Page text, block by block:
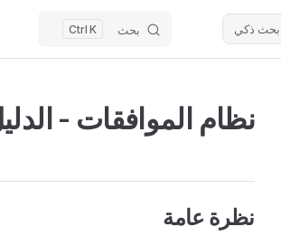
بحث ذكي بحث K
Main Navigation
نظام الموافقات -
نظرة عامة